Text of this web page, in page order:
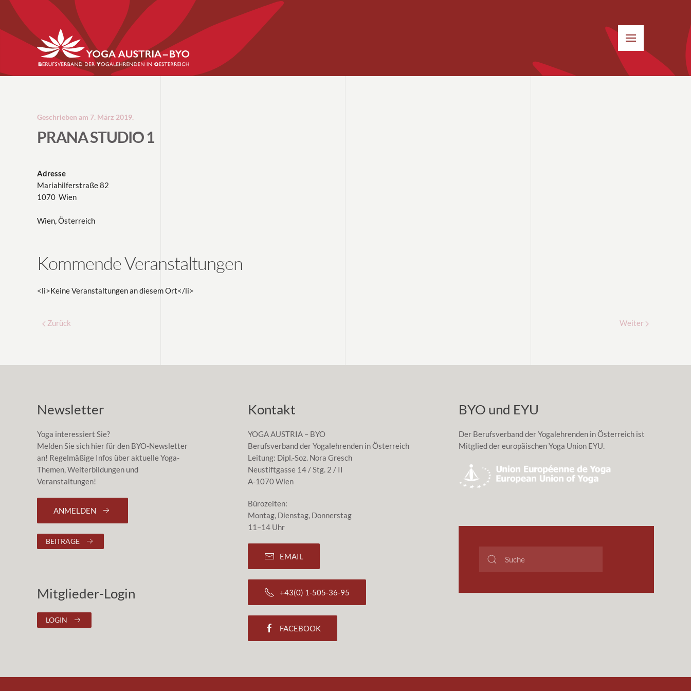
Geschrieben am 7. März 2019.
PRANA STUDIO 1
Adresse
Mariahilferstraße 82
1070 Wien
Wien, Österreich
Kommende Veranstaltungen
<li>Keine Veranstaltungen an diesem Ort</li>
Zurück Weiter
Newsletter
Yoga interessiert Sie?
Melden Sie sich hier für den BYO-Newsletter
an! Regelmäßige Infos über aktuelle Yoga-
Themen, Weiterbildungen und
Veranstaltungen!
ANMELDEN
BEITRÄGE
Mitglieder-Login
LOGIN
Kontakt
YOGA AUSTRIA – BYO
Berufsverband der Yogalehrenden in Österreich
Leitung: Dipl.-Soz. Nora Gresch
Neustiftgasse 14 / Stg. 2 / II
A-1070 Wien
Bürozeiten:
Montag, Dienstag, Donnerstag
11–14 Uhr
EMAIL
+43(0) 1-505-36-95
FACEBOOK
BYO und EYU
Der Berufsverband der Yogalehrenden in Österreich ist
Mitglied der europäischen Yoga Union EYU.